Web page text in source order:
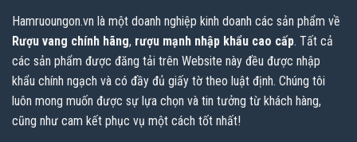
Hamruoungon.vn là một doanh nghiệp kinh doanh các sản phẩm về
Rượu vang chính hãng, rượu mạnh nhập khẩu cao cấp. Tất cả
các sản phẩm được đăng tải trên Website này đều được nhập
khẩu chính ngạch và có đầy đủ giấy tờ theo luật định. Chúng tôi
luôn mong muốn được sự lựa chọn và tin tưởng từ khách hàng,
cũng như cam kết phục vụ một cách tốt nhất!